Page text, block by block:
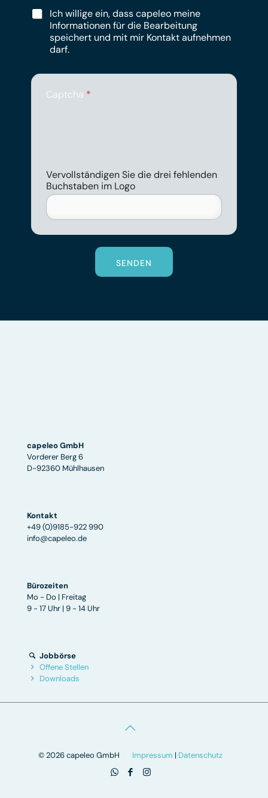
Ich willige ein, dass capeleo meine
Informationen für die Bearbeitung
speichert und mit mir Kontakt aufnehmen
darf.
Captcha *
Vervollständigen Sie die drei fehlenden
Buchstaben im Logo
SENDEN
capeleo GmbH
Vorderer Berg 6
D-92360 Mühlhausen
Kontakt
+49 (0)9185-922 990
info@capeleo.de
Bürozeiten
Mo - Do | Freitag
9 - 17 Uhr | 9 - 14 Uhr
Jobbörse
Offene Stellen
Downloads
© 2026 capeleo GmbH Impressum | Datenschutz